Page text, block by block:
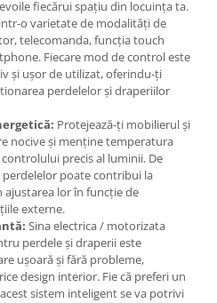
fiecărui spațiu din locuința ta.
o varietate de modalități de
telecomanda, funcția touch
Fiecare mod de control este
și ușor de utilizat, oferindu-ți
perdelelor și draperiilor
Protejează-ți mobilierul și
nocive și menține temperatura
precis al luminii. De
poate contribui la
ajustarea lor în funcție de
externe.
Sina electrica / motorizata
perdele și draperii este
ușoară și fără probleme,
design interior. Fie că preferi un
sistem inteligent se va potrivi